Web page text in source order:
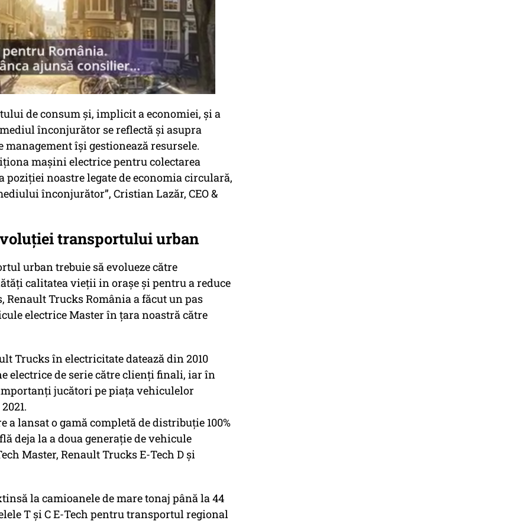
de consum și, implicit a economiei, și a
înconjurător se reflectă și asupra
își gestionează resursele.
mașini electrice pentru colectarea
noastre legate de economia circulară,
înconjurător”, Cristian Lazăr, CEO &
transportului urban
urban trebuie să evolueze către
calitatea vieții in orașe și pentru a reduce
Renault Trucks România a făcut un pas
electrice Master în țara noastră către
Trucks în electricitate datează din 2010
electrice de serie către clienți finali, iar în
jucători pe piața vehiculelor
lansat o gamă completă de distribuție 100%
deja la a doua generație de vehicule
Master, Renault Trucks E-Tech D și
la camioanele de mare tonaj până la 44
T și C E-Tech pentru transportul regional